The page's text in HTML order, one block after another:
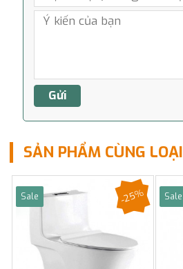
SẢN PHẨM CÙNG LOẠI
Sale -25% Sale